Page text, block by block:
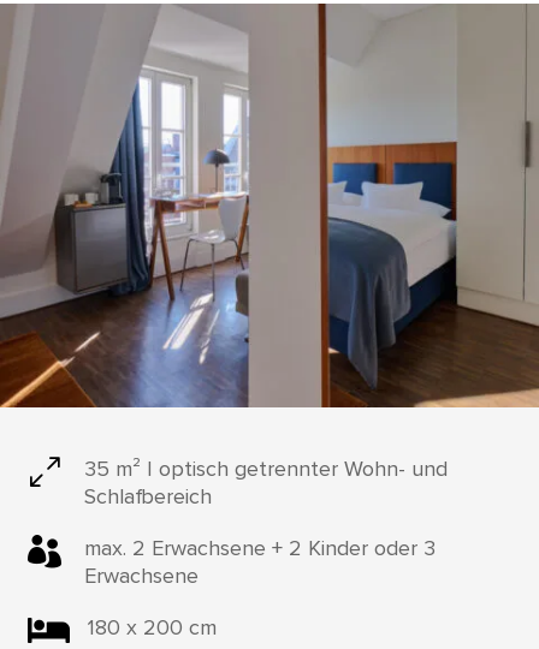
0
35 m² | optisch getrennter Wohn- und
Schlafbereich

max. 2 Erwachsene + 2 Kinder oder 3
Erwachsene
 180 x 200 cm